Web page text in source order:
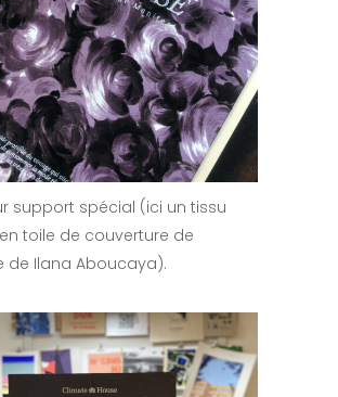
support spécial (ici un tissu
toile de couverture de
de Ilana Aboucaya).